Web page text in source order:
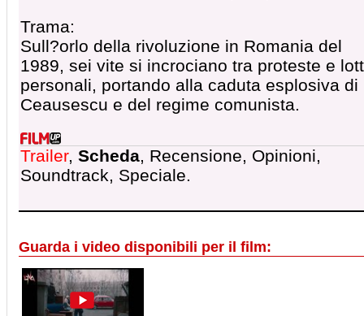
Trama:
Sull?orlo della rivoluzione in Romania del
1989, sei vite si incrociano tra proteste e
personali, portando alla caduta esplosiva di
Ceausescu e del regime comunista.
Trailer, Scheda, Recensione, Opinioni,
Soundtrack, Speciale.
Guarda i video disponibili per il film: